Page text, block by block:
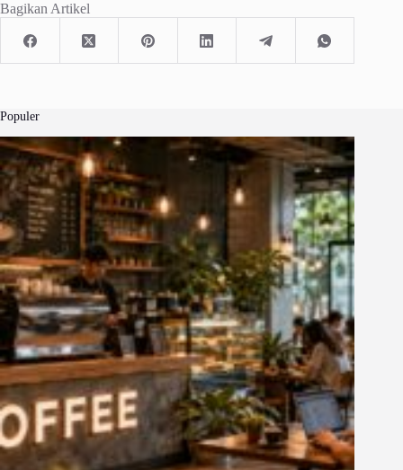
Bagikan Artikel
Populer